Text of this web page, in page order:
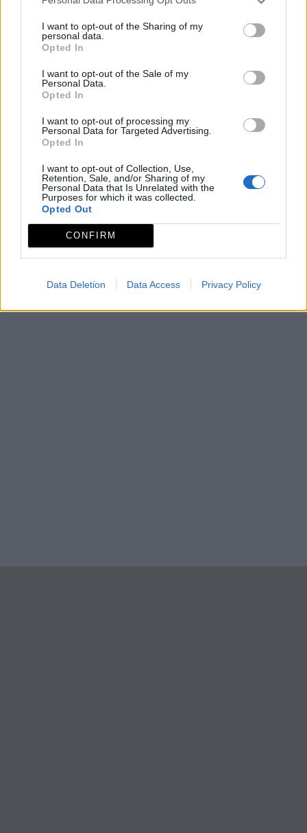
I want to opt-out of the Sharing of my
personal data.
Opted In
I want to opt-out of the Sale of my
Personal Data.
Opted In
I want to opt-out of processing my
Personal Data for Targeted Advertising.
Opted In
I want to opt-out of Collection, Use,
Retention, Sale, and/or Sharing of my
Personal Data that Is Unrelated with the
Purposes for which it was collected.
Opted Out
CONFIRM
Data Deletion Data Access Privacy Policy
en el Calcolítico (hace unos 3.500 años), y donde
nuestros ancestros realizaron numerosas pinturas
rupestres esquemáticas, de colores rojizos y negros,
astrales, rayas y puntos, etc.
Observaciones
Para más detalles de localización, acceso e
interpretación del Geositio recomendamos la visita a
la web del Geoparque Villuercas Ibores Jara,
https://www.geoparquevilluercas.es
Mapa